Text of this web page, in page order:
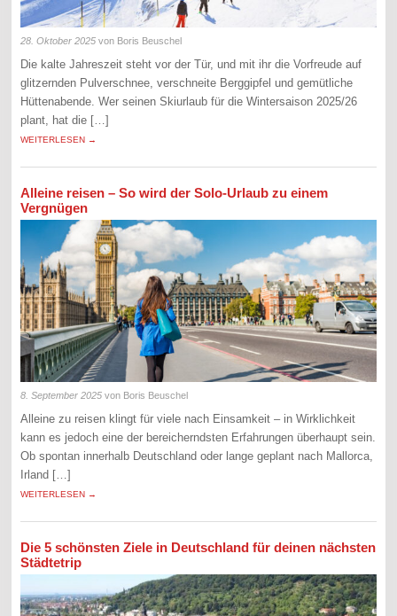
28. Oktober 2025 von Boris Beuschel
Die kalte Jahreszeit steht vor der Tür, und mit ihr die Vorfreude auf
glitzernden Pulverschnee, verschneite Berggipfel und gemütliche
Hüttenabende. Wer seinen Skiurlaub für die Wintersaison 2025/26
plant, hat die […]
WEITERLESEN →
Alleine reisen – So wird der Solo-Urlaub zu einem
Vergnügen
8. September 2025 von Boris Beuschel
Alleine zu reisen klingt für viele nach Einsamkeit – in Wirklichkeit
kann es jedoch eine der bereicherndsten Erfahrungen überhaupt sein.
Ob spontan innerhalb Deutschland oder lange geplant nach Mallorca,
Irland […]
WEITERLESEN →
Die 5 schönsten Ziele in Deutschland für deinen nächsten
Städtetrip